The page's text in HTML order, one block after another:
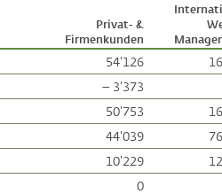
Privat- &
Firmenkunden
54'126
– 3'373
50'753
44'039
10'229
0